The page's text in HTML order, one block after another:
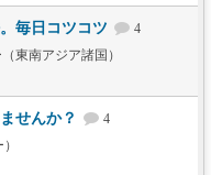
毎日コツコツ
4
東南アジア諸国）
せんか？
4